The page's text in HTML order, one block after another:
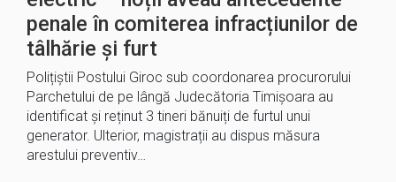
penale în comiterea infracțiunilor de
tâlhărie și furt
Polițiștii Postului Giroc sub coordonarea procurorului
Parchetului de pe lângă Judecătoria Timișoara au
identificat și reținut 3 tineri bănuiți de furtul unui
generator. Ulterior, magistrații au dispus măsura
arestului preventiv…